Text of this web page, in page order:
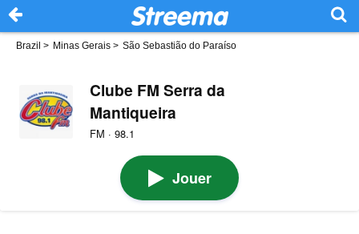
Brazil > Minas Gerais > São Sebastião do Paraíso
Clube FM Serra da
Mantiqueira
FM · 98.1
Jouer